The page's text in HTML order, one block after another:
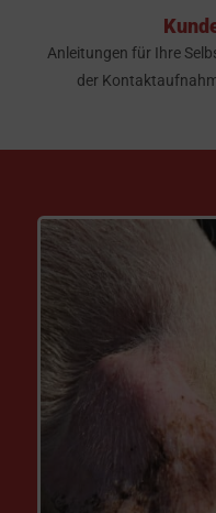
Anleitungen für Ihre
der